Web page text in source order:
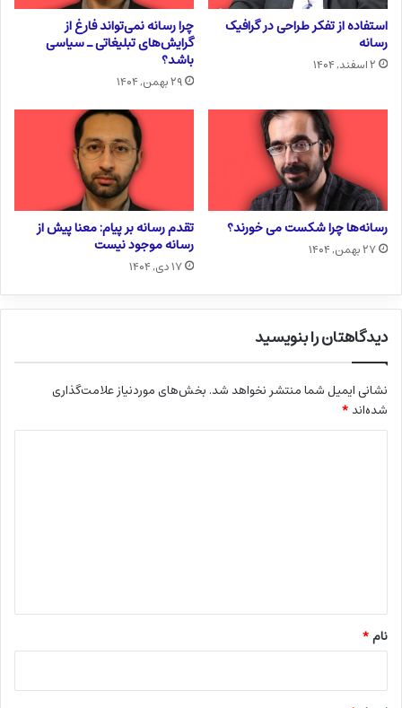
استفاده از تفکر طراحی در گرافیک
رسانه
۲ اسفند, ۱۴۰۴
چرا رسانه نمی‌تواند فارغ از
گرایش‌های تبلیغاتی ـ سیاسی
باشد؟
۲۹ بهمن, ۱۴۰۴
رسانه‌ها چرا شکست می خورند؟
۲۷ بهمن, ۱۴۰۴
تقدم رسانه بر پیام: معنا پیش از
رسانه موجود نیست
۱۷ دی, ۱۴۰۴
دیدگاهتان را بنویسید
نشانی ایمیل شما منتشر نخواهد شد. بخش‌های موردنیاز علامت‌گذاری
شده‌اند*
نام*